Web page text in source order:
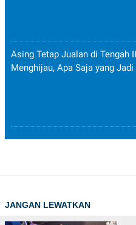
Asing Tetap Jualan di Tengah
Menghijau, Apa Saja yang Jadi
JANGAN LEWATKAN